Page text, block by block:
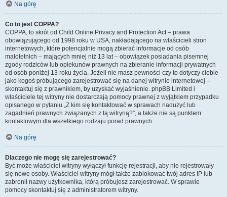
Na górę
Co to jest COPPA?
COPPA, to skrót od Child Online Privacy and Protection Act – prawa
obowiązującego od 1998 roku w USA, nakładającego na właścicieli stron
internetowych, które potencjalnie mogą zbierać informacje od osób
małoletnich – mających mniej niż 13 lat – obowiązek posiadania pisemnej
zgody rodziców lub opiekunów prawnych na zbieranie informacji prywatnych
od osób poniżej 13 roku życia. Jeżeli nie masz pewności czy to dotyczy ciebie
jako kogoś próbującego zarejestrować się na danej witrynie internetowej –
skontaktuj się z prawnikiem, by uzyskać wyjaśnienie. phpBB Limited i
właściciele tej witryny nie dostarczają pomocy prawnej z wyjątkiem przypadku
opisanego w pytaniu „Z kim się kontaktować w sprawach nadużyć lub
zagadnień prawnych związanych z tą witryną?”, a także nie są punktem
kontaktowym dla wszelkiego rodzaju porad prawnych.
Na górę
Dlaczego nie mogę się zarejestrować?
Być może właściciel witryny wyłączył funkcję rejestracji, aby nie rejestrowały
się nowe osoby. Właściciel witryny mógł także zablokować twój adres IP lub
zabronił nazwy użytkownika, którą próbujesz zarejestrować. W sprawie
pomocy skontaktuj się z administratorem witryny.